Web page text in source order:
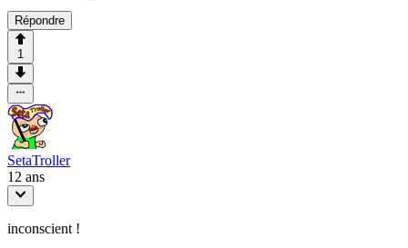
Répondre
1
SetaTroller
12 ans
inconscient !